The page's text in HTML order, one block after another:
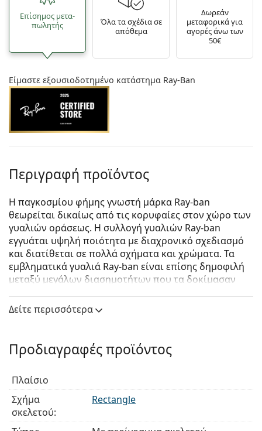
Επίσημος μετα­
πωλητής
Όλα τα σχέδια σε
απόθεμα
Δωρεάν
μεταφορικά για
αγορές άνω των
50€
Είμαστε εξουσιοδοτημένο κατάστημα Ray-Ban
Περιγραφή προϊόντος
Η παγκοσμίου φήμης γνωστή μάρκα Ray-ban
θεωρείται δικαίως από τις κορυφαίες στον χώρο των
γυαλιών οράσεως. Η συλλογή γυαλιών Ray-ban
εγγυάται υψηλή ποιότητα με διαχρονικό σχεδιασμό
και διατίθεται σε πολλά σχήματα και χρώματα. Τα
εμβληματικά γυαλιά Ray-ban είναι επίσης δημοφιλή
μεταξύ μεγάλων διασημοτήτων που τα δοκίμασαν
Ray-Ban 0RX5228 2000
οράσεως με τη λειτουργία του Εικονικού καθρέφτη
του Lentiamo.
Σκελετός γυαλιών οράσεως
Το μαύρο χρώμα του σκελετού ταιριάζει απόλυτα
με έναν δροσερό τόνο δέρματος και ανοιχτά
ξανθά, ανοιχτά καφέ ή μαύρα μαλλιά.
Δείτε περισσότερα
Προδιαγραφές προϊόντος
Πλαίσιο
Σχήμα
σκελετού:
Rectangle